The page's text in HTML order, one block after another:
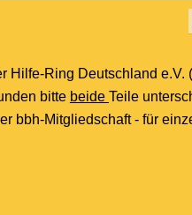
Hilfe-Ring Deutschland e.V.
bitte beide Teile
bbh-Mitgliedschaft - für